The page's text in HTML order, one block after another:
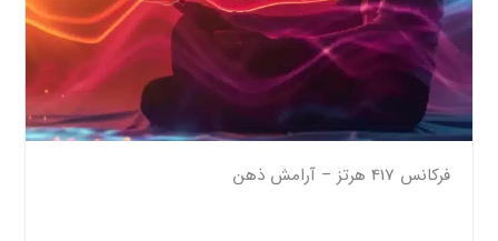
فرکانس 417 هرتز – آرامش ذهن